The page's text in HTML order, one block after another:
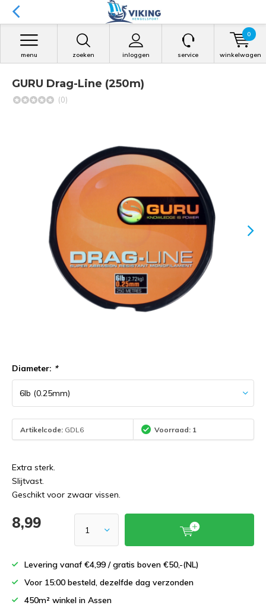
zoeken inloggen
menu service winkelwagen
0
GURU Drag-Line (250m)
(0)
Diameter: *
Artikelcode: GDL6 Voorraad: 1
Extra sterk.
Slijtvast.
Geschikt voor zwaar vissen.
8,99
Levering vanaf €4,99 / gratis boven €50,-(NL)
Voor 15:00 besteld, dezelfde dag verzonden
450m² winkel in Assen